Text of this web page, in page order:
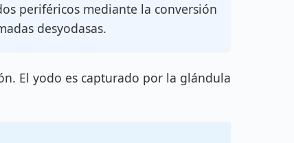
periféricos mediante la conversión
desyodasas.
El yodo es capturado por la glándula